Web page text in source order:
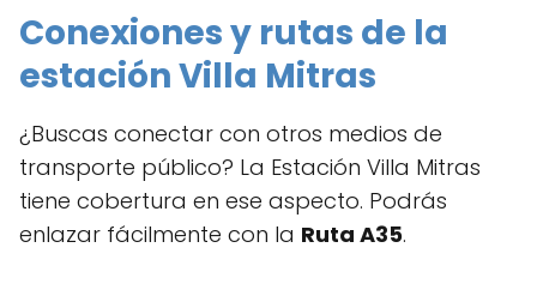
Conexiones y rutas de la
estación Villa Mitras
¿Buscas conectar con otros medios de
transporte público? La Estación Villa Mitras
tiene cobertura en ese aspecto. Podrás
enlazar fácilmente con la Ruta A35.